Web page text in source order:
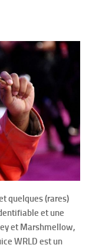
quelques (rares)
et une
et Marshmellow,
WRLD est un